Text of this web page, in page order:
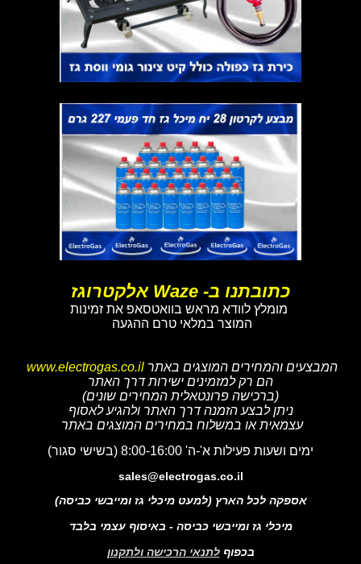
כתובתנו ב- Waze אלקטרוגז
מומלץ לוודא מראש בוואטסאפ את זמינות
המוצר במלאי טרם ההגעה
המבצעים והמחירים המוצגים באתר www.electrogas.co.il
הם רק למזמינים ישירות דרך האתר
(ברכישה פרונטאלית המחירים שונים)
ניתן לבצע הזמנה דרך האתר ולהגיע לאסוף
עצמאית או במשלוח במחירים המוצגים באתר
ימים ושעות פעילות א'-ה' 8:00-16:00 (בשישי סגור)
sales@electrogas.co.il
אספקה לכל הארץ (למעט מיכלי גז ומייבשי כביסה)
מיכלי גז ומייבשי כביסה - באיסוף עצמי בלבד
בכפוף לתנאי הרכישה ולתקנון